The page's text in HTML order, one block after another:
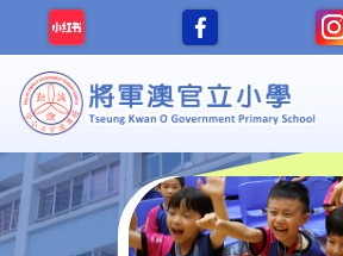
移至主內容